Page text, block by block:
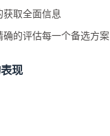
取全面信息
确的评估每一个备选方案
现